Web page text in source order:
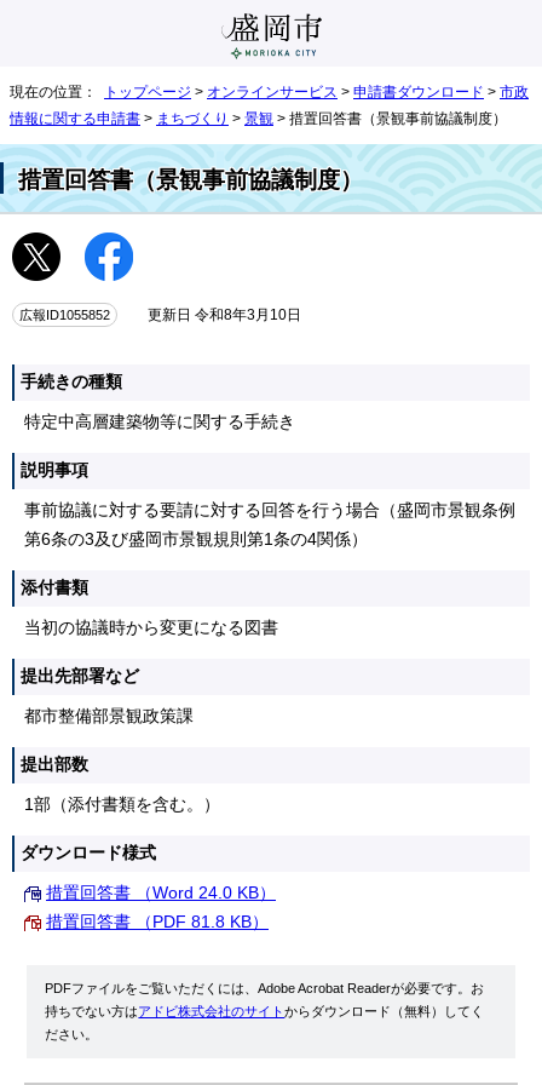
現在の位置： トップページ > オンラインサービス > 申請書ダウンロード > 市政
情報に関する申請書 > まちづくり > 景観 > 措置回答書（景観事前協議制度）
措置回答書（景観事前協議制度）
広報ID1055852 更新日 令和8年3月10日
手続きの種類
特定中高層建築物等に関する手続き
説明事項
事前協議に対する要請に対する回答を行う場合（盛岡市景観条例
第6条の3及び盛岡市景観規則第1条の4関係）
添付書類
当初の協議時から変更になる図書
提出先部署など
都市整備部景観政策課
提出部数
1部（添付書類を含む。）
ダウンロード様式
措置回答書 （Word 24.0 KB）
措置回答書 （PDF 81.8 KB）
PDFファイルをご覧いただくには、Adobe Acrobat Readerが必要です。お
持ちでない方はアドビ株式会社のサイトからダウンロード（無料）してく
ださい。